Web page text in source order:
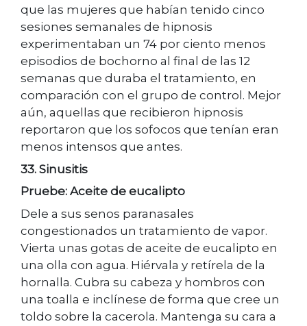
que las mujeres que habían tenido cinco
sesiones semanales de hipnosis
experimentaban un 74 por ciento menos
episodios de bochorno al final de las 12
semanas que duraba el tratamiento, en
comparación con el grupo de control. Mejor
aún, aquellas que recibieron hipnosis
reportaron que los sofocos que tenían eran
menos intensos que antes.
33. Sinusitis
Pruebe: Aceite de eucalipto
Dele a sus senos paranasales
congestionados un tratamiento de vapor.
Vierta unas gotas de aceite de eucalipto en
una olla con agua. Hiérvala y retírela de la
hornalla. Cubra su cabeza y hombros con
una toalla e inclínese de forma que cree un
toldo sobre la cacerola. Mantenga su cara a